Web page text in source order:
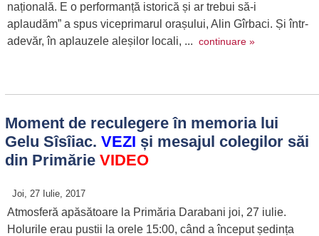
națională. E o performanță istorică și ar trebui să-i
aplaudăm” a spus viceprimarul orașului, Alin Gîrbaci. Și într-
adevăr, în aplauzele aleșilor locali, ... continuare »
Moment de reculegere în memoria lui
Gelu Sîsîiac. VEZI și mesajul colegilor săi
din Primărie VIDEO
Joi, 27 Iulie, 2017
Atmosferă apăsătoare la Primăria Darabani joi, 27 iulie.
Holurile erau pustii la orele 15:00, când a început ședința